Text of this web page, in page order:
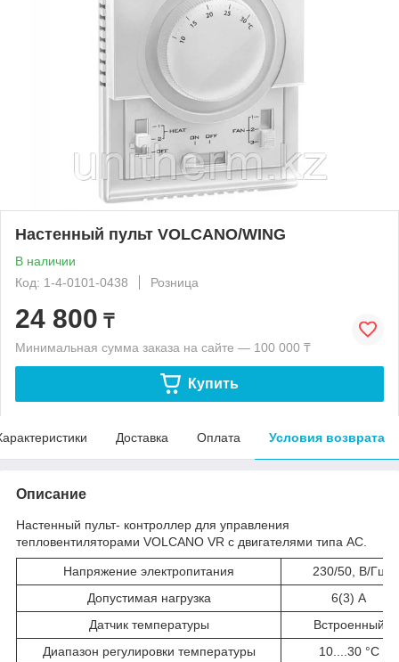
Настенный пульт VOLCANO/WING
В наличии
Код: 1-4-0101-0438
Розница
24 800 ₸
Минимальная сумма заказа на сайте — 100 000 ₸
Купить
Доставка Оплата Условия возврата
Описание
Настенный пульт- контроллер для управления
тепловентиляторами VOLCANO VR с двигателями типа АС.
Напряжение электропитания
230/50, В/Гц
Допустимая нагрузка
6(3) А
Датчик температуры
Встроенный
Диапазон регулировки температуры
10....30 °С